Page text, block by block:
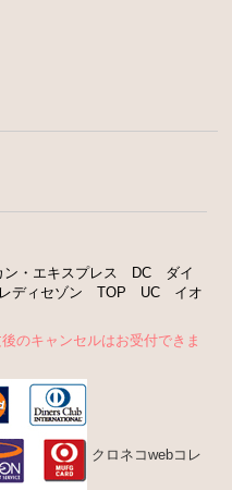
・エキスプレス DC ダイ
ディセゾン TOP UC イオ
のキャンセルはお受付できま
クロネコwebコレ